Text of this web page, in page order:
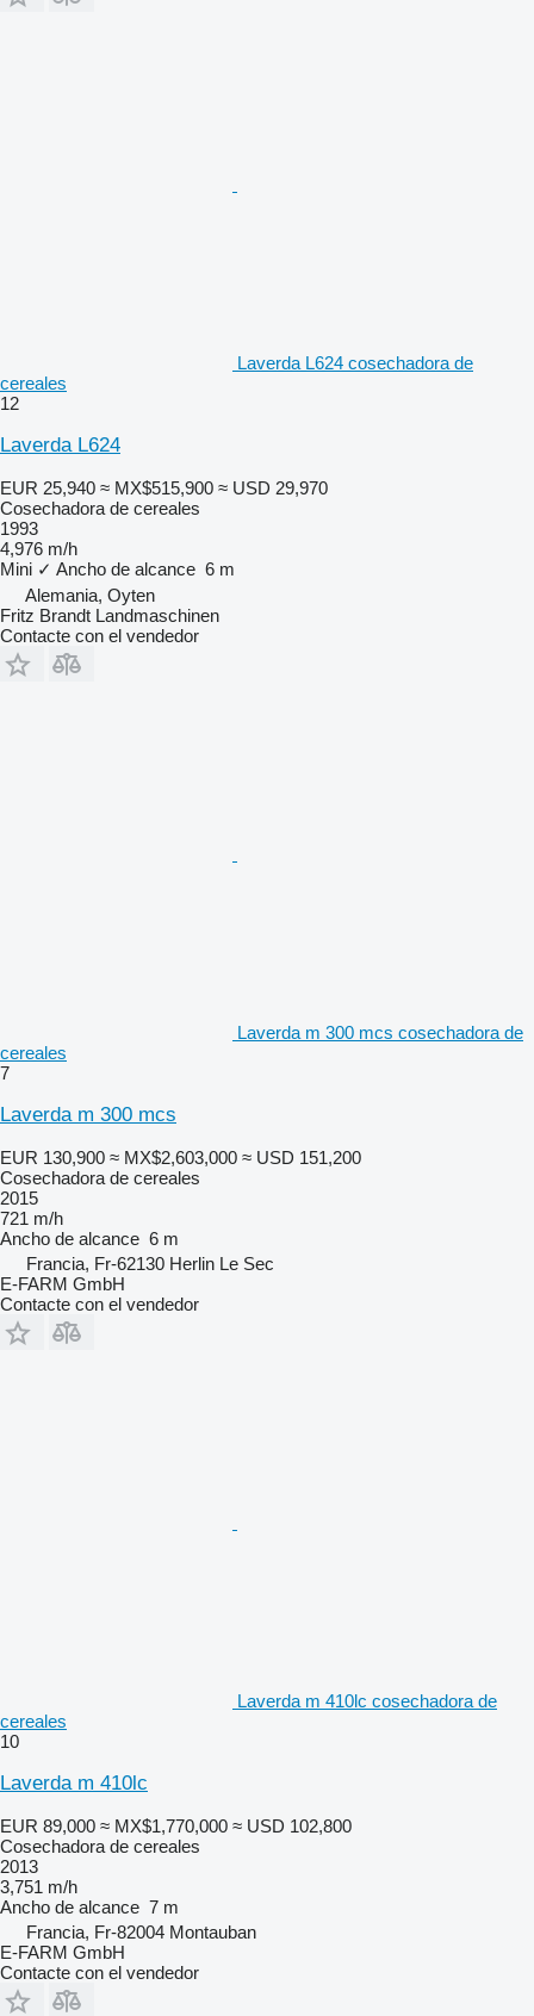
Laverda L624 cosechadora de
cereales
12
Laverda L624
EUR 25,940 ≈ MX$515,900 ≈ USD 29,970
Cosechadora de cereales
1993
4,976 m/h
Mini ✓ Ancho de alcance 6 m
Alemania, Oyten
Fritz Brandt Landmaschinen
Contacte con el vendedor
Laverda m 300 mcs cosechadora de
cereales
7
Laverda m 300 mcs
EUR 130,900 ≈ MX$2,603,000 ≈ USD 151,200
Cosechadora de cereales
2015
721 m/h
Ancho de alcance 6 m
Francia, Fr-62130 Herlin Le Sec
E-FARM GmbH
Contacte con el vendedor
Laverda m 410lc cosechadora de
cereales
10
Laverda m 410lc
EUR 89,000 ≈ MX$1,770,000 ≈ USD 102,800
Cosechadora de cereales
2013
3,751 m/h
Ancho de alcance 7 m
Francia, Fr-82004 Montauban
E-FARM GmbH
Contacte con el vendedor